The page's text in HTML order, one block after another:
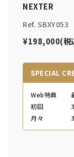
NEXTER
Ref. SBXY053
¥198,000(税
SPECIAL
Web特典
初回
月々